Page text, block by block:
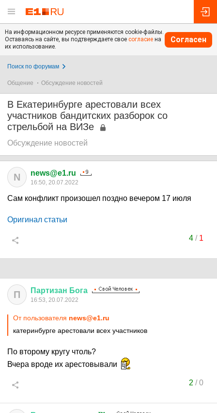
На информационном ресурсе применяются cookie-файлы.
Оставаясь на сайте, вы подтверждаете свое согласие на
их использование.
Согласен
Поиск по форумам
Общение Обсуждение новостей
В Екатеринбурге арестовали всех
участников бандитских разборок со
стрельбой на ВИЗе
Обсуждение новостей
N news@e1.ru
16:50, 20.07.2022
Сам конфликт произошел поздно вечером 17 июля
Оригинал статьи
4/ 1
П Партизан Бога
16:53, 20.07.2022
От пользователя news@e1.ru
катеринбурге арестовали всех участников
По второму кругу чтоль?
Вчера вроде их арестовывали
2 /0